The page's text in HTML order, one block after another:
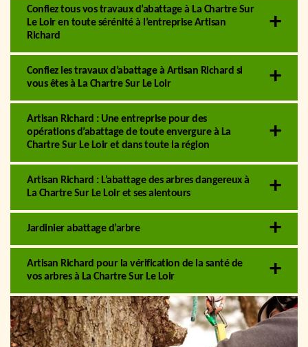
Confiez tous vos travaux d’abattage à La Chartre Sur
Le Loir en toute sérénité à l’entreprise Artisan
Richard
Confiez les travaux d’abattage à Artisan Richard si
vous êtes à La Chartre Sur Le Loir
Artisan Richard : Une entreprise pour des
opérations d’abattage de toute envergure à La
Chartre Sur Le Loir et dans toute la région
Artisan Richard : L’abattage des arbres dangereux à
La Chartre Sur Le Loir et ses alentours
Jardinier abattage d’arbre
Artisan Richard pour la vérification de la santé de
vos arbres à La Chartre Sur Le Loir